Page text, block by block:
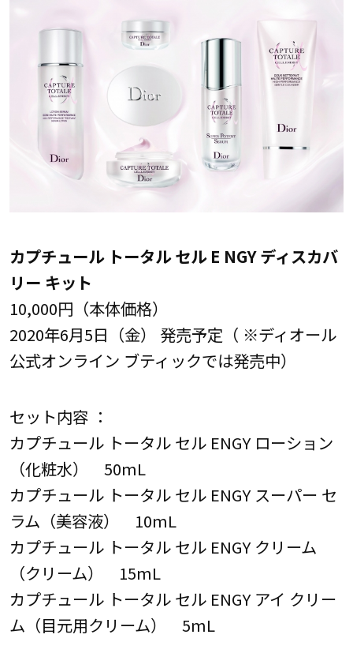
カプチュール トータル セル E NGY ディスカバ
リー キット
10,000円（本体価格）
2020年6月5日（金） 発売予定（ ※ディオール
公式オンライン ブティックでは発売中）
セット内容 ：
カプチュール トータル セル ENGY ローション
（化粧水） 50mL
カプチュール トータル セル ENGY スーパー セ
ラム（美容液） 10mL
カプチュール トータル セル ENGY クリーム
（クリーム） 15mL
カプチュール トータル セル ENGY アイ クリー
ム（目元用クリーム） 5mL